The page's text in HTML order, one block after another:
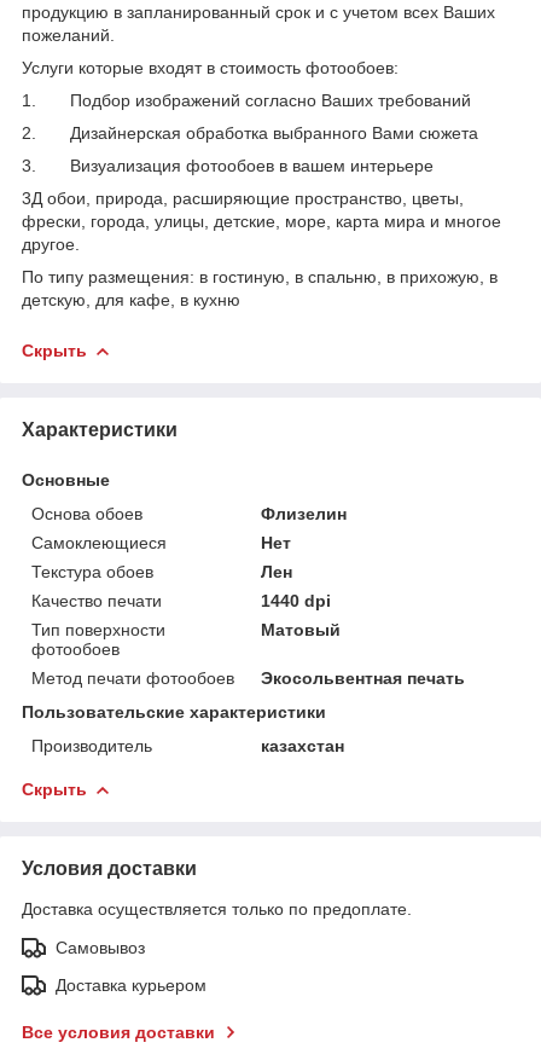
продукцию в запланированный срок и с учетом всех Ваших
пожеланий.
Услуги которые входят в стоимость фотообоев:
1. Подбор изображений согласно Ваших требований
2. Дизайнерская обработка выбранного Вами сюжета
3. Визуализация фотообоев в вашем интерьере
3Д обои, природа, расширяющие пространство, цветы,
фрески, города, улицы, детские, море, карта мира и многое
другое.
По типу размещения: в гостиную, в спальню, в прихожую, в
детскую, для кафе, в кухню
Скрыть
Характеристики
Основные
Основа обоев
Флизелин
Самоклеющиеся
Нет
Текстура обоев
Лен
Качество печати
1440 dpi
Тип поверхности
фотообоев
Матовый
Метод печати фотообоев
Экосольвентная печать
Пользовательские характеристики
Производитель
казахстан
Скрыть
Условия доставки
Доставка осуществляется только по предоплате.
Самовывоз
Доставка курьером
Все условия доставки